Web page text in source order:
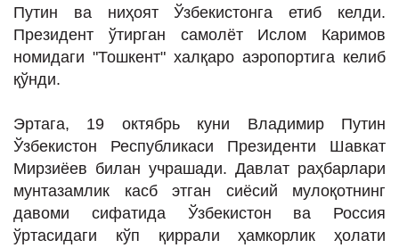
Кино
Театр
ИНТЕРВЬЮ
Таҳлил
Бу қизиқ
Путин ва ниҳоят Ўзбекистонга етиб келди.
Президент ўтирган самолёт Ислом Каримов
номидаги "Тошкент" халқаро аэропортига келиб
қўнди.
Эртага, 19 октябрь куни Владимир Путин
Ўзбекистон Республикаси Президенти Шавкат
Мирзиёев билан учрашади. Давлат раҳбарлари
мунтазамлик касб этган сиёсий мулоқотнинг
давоми сифатида Ўзбекистон ва Россия
ўртасидаги кўп қиррали ҳамкорлик ҳолати